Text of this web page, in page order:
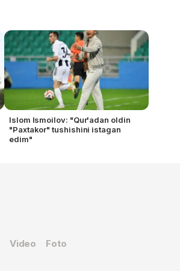
Islom Ismoilov: "Qur'adan oldin
"Paxtakor" tushishini istagan
edim"
Video Foto